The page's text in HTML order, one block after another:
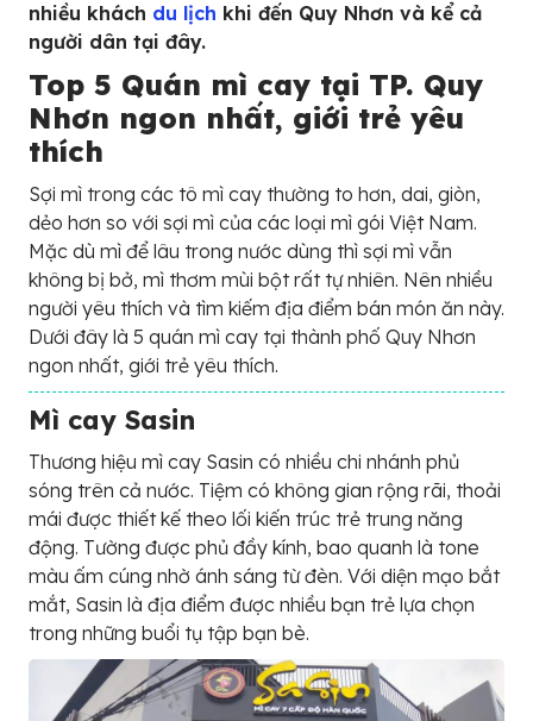
nhiều khách du lịch khi đến Quy Nhơn và kể cả
người dân tại đây.
Top 5 Quán mì cay tại TP. Quy
Nhơn ngon nhất, giới trẻ yêu
thích
Sợi mì trong các tô mì cay thường to hơn, dai, giòn,
dẻo hơn so với sợi mì của các loại mì gói Việt Nam.
Mặc dù mì để lâu trong nước dùng thì sợi mì vẫn
không bị bở, mì thơm mùi bột rất tự nhiên. Nên nhiều
người yêu thích và tìm kiếm địa điểm bán món ăn này.
Dưới đây là 5 quán mì cay tại thành phố Quy Nhơn
ngon nhất, giới trẻ yêu thích.
Mì cay Sasin
Thương hiệu mì cay Sasin có nhiều chi nhánh phủ
sóng trên cả nước. Tiệm có không gian rộng rãi, thoải
mái được thiết kế theo lối kiến trúc trẻ trung năng
động. Tường được phủ đầy kính, bao quanh là tone
màu ấm cúng nhờ ánh sáng từ đèn. Với diện mạo bắt
mắt, Sasin là địa điểm được nhiều bạn trẻ lựa chọn
trong những buổi tụ tập bạn bè.